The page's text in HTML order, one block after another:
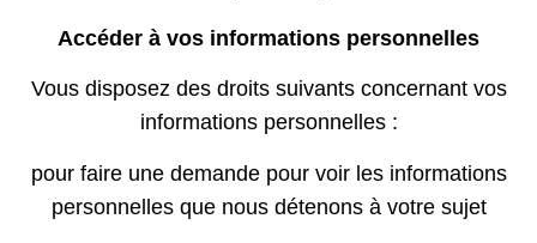
Accéder à vos informations personnelles
Vous disposez des droits suivants concernant vos
informations personnelles :
pour faire une demande pour voir les informations
personnelles que nous détenons à votre sujet